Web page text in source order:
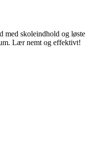
med skoleindhold og løste
Lær nemt og effektivt!